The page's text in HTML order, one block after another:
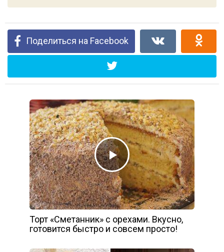
Поделиться на Facebook
Торт «Сметанник» с орехами. Вкусно,
готовится быстро и совсем просто!